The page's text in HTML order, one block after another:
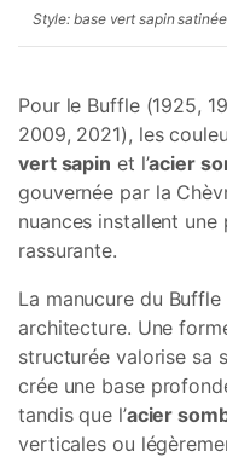
Style: base vert sapin
Pour le Buffle (1925,
2009, 2021), les
vert sapin et l’acier
gouvernée par la
nuances installent une
rassurante.
La manucure du
architecture. Une
structurée valorise sa
crée une base
tandis que l’acier
verticales ou